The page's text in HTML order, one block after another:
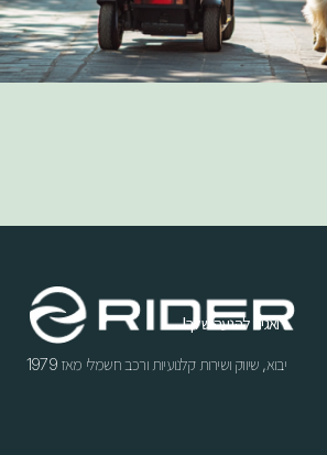
דואגים להנעה שלך!
יבוא, שיווק ושירות קלנועיות ורכב חשמלי מאז 1979